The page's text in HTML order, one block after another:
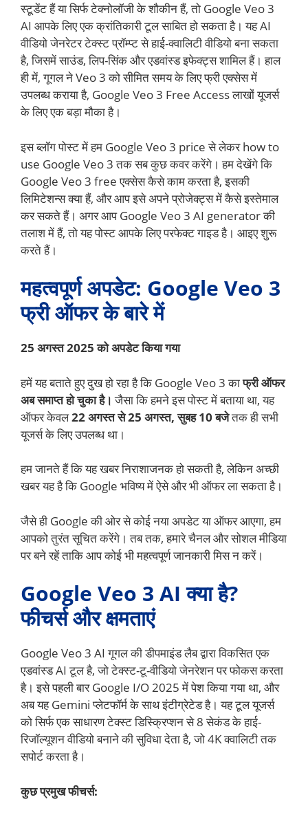
स्टूडेंट हैं या सिर्फ टेक्नोलॉजी के शौकीन हैं, तो Google Veo 3
AI आपके लिए एक क्रांतिकारी टूल साबित हो सकता है। यह AI
वीडियो जेनरेटर टेक्स्ट प्रॉम्प्ट से हाई-क्वालिटी वीडियो बना सकता
है, जिसमें साउंड, लिप-सिंक और एडवांस्ड इफेक्ट्स शामिल हैं। हाल
ही में, गूगल ने Veo 3 को सीमित समय के लिए फ्री एक्सेस में
उपलब्ध कराया है, Google Veo 3 Free Access लाखों यूजर्स
के लिए एक बड़ा मौका है।
इस ब्लॉग पोस्ट में हम Google Veo 3 price से लेकर how to
use Google Veo 3 तक सब कुछ कवर करेंगे। हम देखेंगे कि
Google Veo 3 free एक्सेस कैसे काम करता है, इसकी
लिमिटेशन्स क्या हैं, और आप इसे अपने प्रोजेक्ट्स में कैसे इस्तेमाल
कर सकते हैं। अगर आप Google Veo 3 AI generator की
तलाश में हैं, तो यह पोस्ट आपके लिए परफेक्ट गाइड है। आइए शुरू
करते हैं।
महत्वपूर्ण अपडेट: Google Veo 3
फ्री ऑफर के बारे में
25 अगस्त 2025 को अपडेट किया गया
हमें यह बताते हुए दुख हो रहा है कि Google Veo 3 काफ्री ऑफर
अब समाप्त हो चुका है। जैसा कि हमने इस पोस्ट में बताया था, यह
ऑफर केवल22 अगस्त से 25 अगस्त, सुबह 10 बजेतक ही सभी
यूजर्स के लिए उपलब्ध था।
हम जानते हैं कि यह खबर निराशाजनक हो सकती है, लेकिन अच्छी
खबर यह है कि Google भविष्य में ऐसे और भी ऑफर ला सकता है।
जैसे ही Google की ओर से कोई नया अपडेट या ऑफर आएगा, हम
आपको तुरंत सूचित करेंगे। तब तक, हमारे चैनल और सोशल मीडिया
पर बने रहें ताकि आप कोई भी महत्वपूर्ण जानकारी मिस न करें।
Google Veo 3 AI क्या है?
फीचर्स और क्षमताएं
Google Veo 3 AI गूगल की डीपमाइंड लैब द्वारा विकसित एक
एडवांस्ड AI टूल है, जो टेक्स्ट-टू-वीडियो जेनरेशन पर फोकस करता
है। इसे पहली बार Google I/O 2025 में पेश किया गया था, और
अब यह Gemini प्लेटफॉर्म के साथ इंटीग्रेटेड है। यह टूल यूजर्स
को सिर्फ एक साधारण टेक्स्ट डिस्क्रिप्शन से 8 सेकंड के हाई-
रिजॉल्यूशन वीडियो बनाने की सुविधा देता है, जो 4K क्वालिटी तक
सपोर्ट करता है।
कुछ प्रमुख फीचर्स: